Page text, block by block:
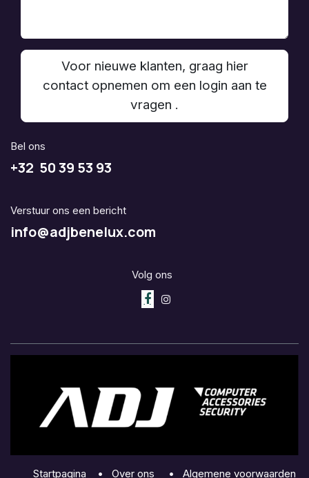
Voor nieuwe klanten, graag hier
contact opnemen om een login aan te
vragen .
Bel ons
+32 50 39 53 93
Verstuur ons een bericht
info@adjbenelux.com
Volg ons
Startpagina • Over ons • Algemene voorwaarden